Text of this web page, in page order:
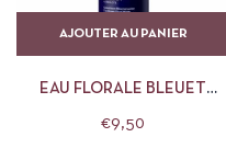
AJOUTER AU PANIER
EAU FLORALE BLEUET
€9,50